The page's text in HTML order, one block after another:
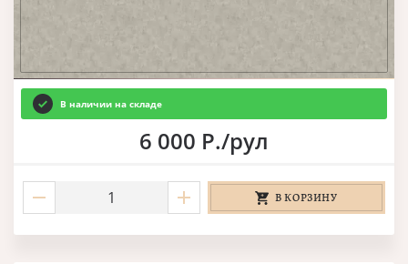
В наличии на складе
6 000 Р./рул
В КОРЗИНУ